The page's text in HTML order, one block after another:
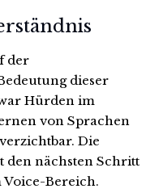
der
dieser
Hürden im
von Sprachen
Die
nächsten Schritt
Bereich.